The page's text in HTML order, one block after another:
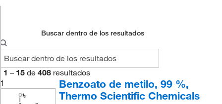
Buscar dentro de los resultados
1 – 15 de 408 resultados
1
Benzoato de metilo, 99 %,
Thermo Scientific Chemicals